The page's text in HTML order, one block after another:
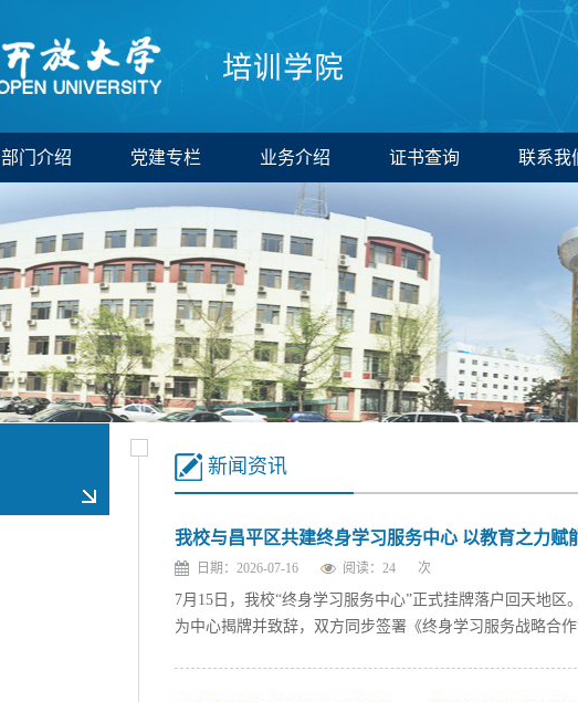
部门介绍 党建专栏 业务介绍 证书查询 联系我
新闻资讯
我校与昌平区共建终身学习服务中心 以教育之力赋
日期：2026-07-16 阅读： 24 次
7月15日，我校“终身学习服务中心”正式挂牌落户回天地
为中心揭牌并致辞，双方同步签署《终身学习服务战略合